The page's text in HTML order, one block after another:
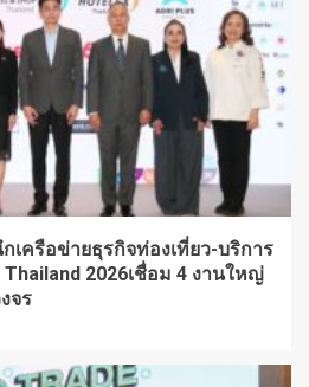
เครือข่ายธุรกิจท่องเที่ยว-บริการ
2026เชื่อม 4 งานใหญ่
จร